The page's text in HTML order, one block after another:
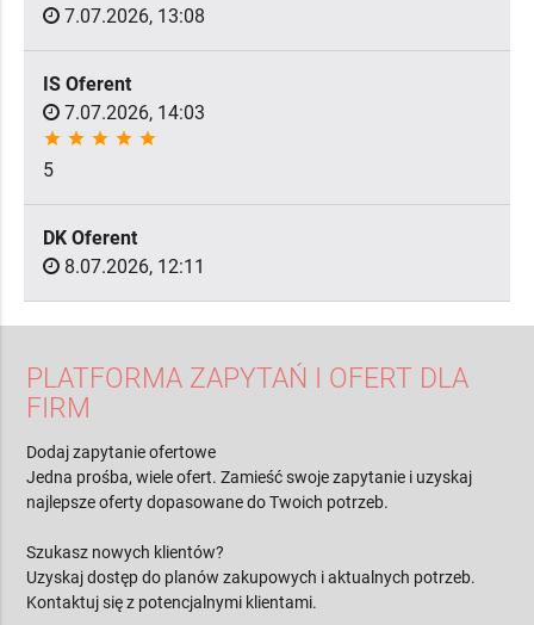
7.07.2026, 13:08
IS Oferent
7.07.2026, 14:03
star star star star star
5
DK Oferent
8.07.2026, 12:11
PLATFORMA ZAPYTAŃ I OFERT DLA
FIRM
Dodaj zapytanie ofertowe
Jedna prośba, wiele ofert. Zamieść swoje zapytanie i uzyskaj
najlepsze oferty dopasowane do Twoich potrzeb.
Szukasz nowych klientów?
Uzyskaj dostęp do planów zakupowych i aktualnych potrzeb.
Kontaktuj się z potencjalnymi klientami.